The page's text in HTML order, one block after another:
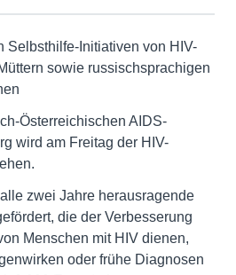
Selbsthilfe-Initiativen von HIV-
sowie russischsprachigen
Österreichischen AIDS-
wird am Freitag der HIV-
zwei Jahre herausragende
die der Verbesserung
Menschen mit HIV dienen,
oder frühe Diagnosen